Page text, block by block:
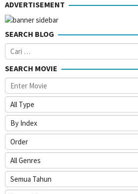
2020
ADVERTISEMENT
SEARCH BLOG
Cari
untuk:
SEARCH MOVIE